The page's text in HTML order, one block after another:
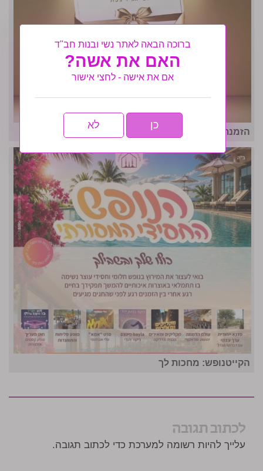
הזמנת כבוד
הקייטנופש: מחכות לך
לכתוב תגובה
עלייך להיות רשומה למערכת כדי לכתוב תגובה.
ברוכה הבאה לאתר נשי ובנות חב"ד
האם את אשה?
אם את אישה - לחצי אישור
כן לא